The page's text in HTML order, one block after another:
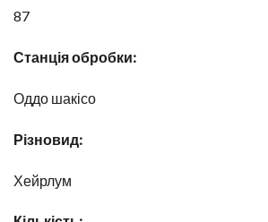
87
Станція обробки:
Оддо шакісо
Різновид:
Хейрлум